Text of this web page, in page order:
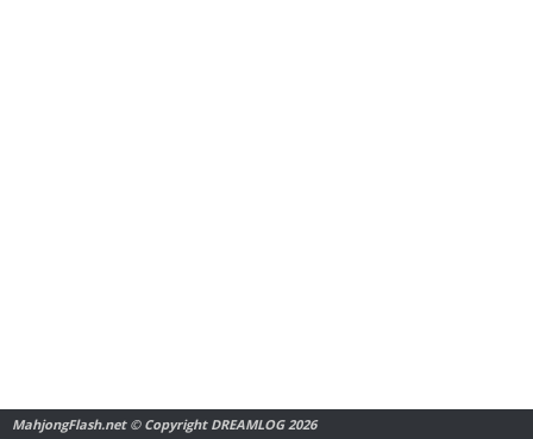
MahjongFlash.net © Copyright DREAMLOG 2026